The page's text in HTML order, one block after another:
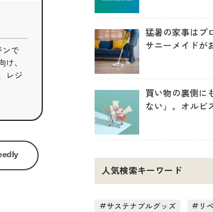
で
、
レジ
猛暑の家事はプ
サニーメイドが
買い物の裏側に
ない」。オルビ
人気検索キーワード
サステナブルグッズ リ